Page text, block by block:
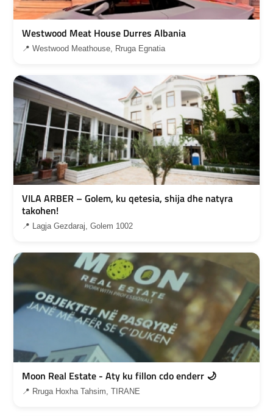
Westwood Meat House Durres Albania
📍 Westwood Meathouse, Rruga Egnatia
VILA ARBER – Golem, ku qetesia, shija dhe natyra
takohen!
📍 Lagja Gezdaraj, Golem 1002
Moon Real Estate - Aty ku fillon cdo enderr 🌙
📍 Rruga Hoxha Tahsim, TIRANE